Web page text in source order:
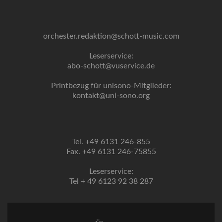
orchester.redaktion@schott-music.com
Leserservice:
abo-schott@vuservice.de
Printbezug für unisono-Mitglieder:
kontakt@uni-sono.org
Tel. +49 6131 246-855
Fax. +49 6131 246-75855
Leserservice:
Tel + 49 6123 92 38 287